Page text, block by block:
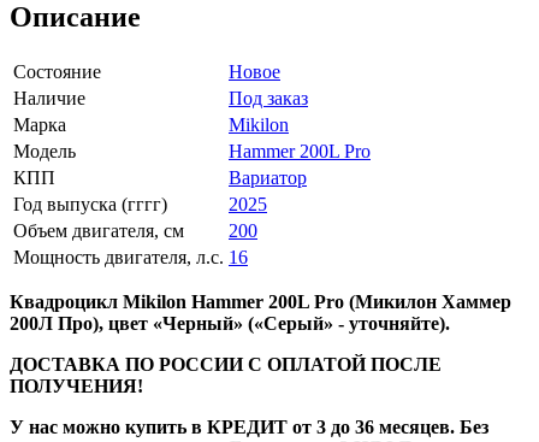
Описание
Состояние
Новое
Наличие
Под заказ
Марка
Mikilon
Модель
Hammer 200L Pro
КПП
Вариатор
Год выпуска (гггг)
2025
Объем двигателя, см
200
Мощность двигателя, л.с. 16
Квадроцикл Mikilon Hammer 200L Pro (Микилон Хаммер
200Л Про), цвет «Черный» («Серый» - уточняйте).
ДОСТАВКА ПО РОССИИ С ОПЛАТОЙ ПОСЛЕ
ПОЛУЧЕНИЯ!
У нас можно купить в КРЕДИТ от 3 до 36 месяцев. Без